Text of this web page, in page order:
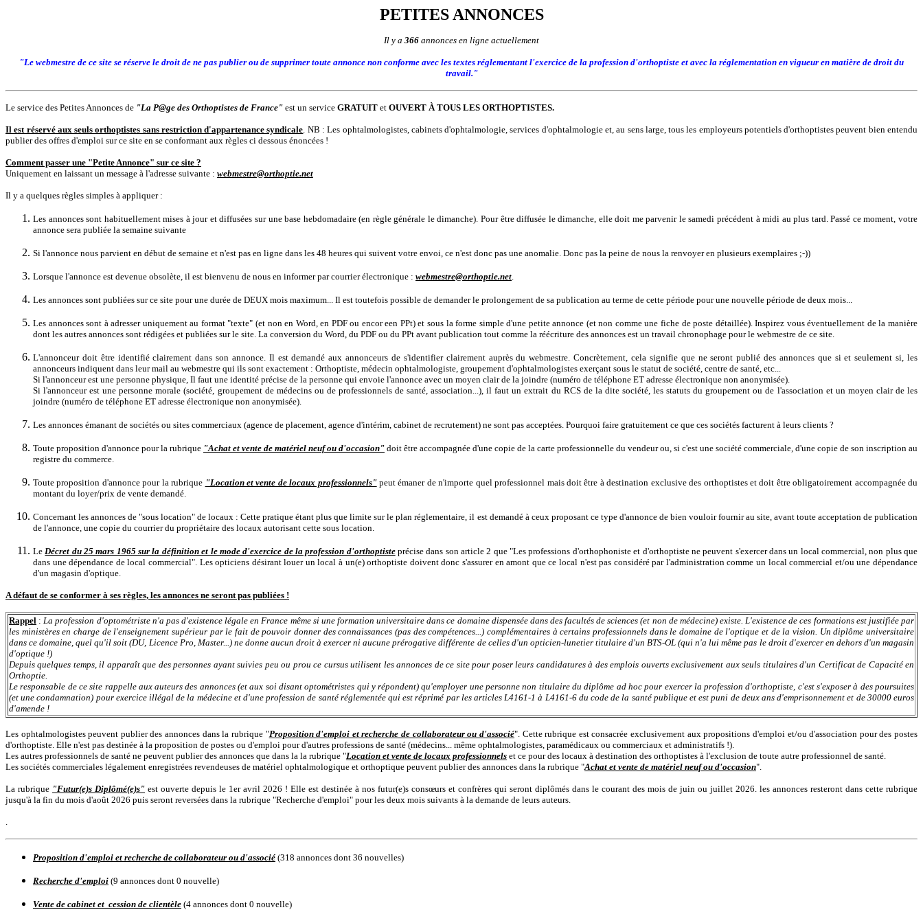
PETITES ANNONCES
Il y a 366 annonces en ligne actuellement
"Le webmestre de ce site se réserve le droit de ne pas publier ou de supprimer toute annonce non conforme avec les textes réglementant l'exercice de la profession d'orthoptiste et avec la réglementation en vigueur en matière de droit du
travail."
Le service des Petites Annonces de "La P@ge des Orthoptistes de France" est un service GRATUIT et OUVERT À TOUS LES ORTHOPTISTES.
Il est réservé aux seuls orthoptistes sans restriction d'appartenance syndicale. NB : Les ophtalmologistes, cabinets d'ophtalmologie, services d'ophtalmologie et, au sens large, tous les employeurs potentiels d'orthoptistes peuvent bien entendu
publier des offres d'emploi sur ce site en se conformant aux règles ci dessous énoncées !
Comment passer une "Petite Annonce" sur ce site ?
Uniquement en laissant un message à l'adresse suivante : webmestre@orthoptie.net
Il y a quelques règles simples à appliquer :
Les annonces sont habituellement mises à jour et diffusées sur une base hebdomadaire (en règle générale le dimanche). Pour être diffusée le dimanche, elle doit me parvenir le samedi précédent à midi au plus tard. Passé ce moment, votre
annonce sera publiée la semaine suivante
Si l'annonce nous parvient en début de semaine et n'est pas en ligne dans les 48 heures qui suivent votre envoi, ce n'est donc pas une anomalie. Donc pas la peine de nous la renvoyer en plusieurs exemplaires ;-))
Lorsque l'annonce est devenue obsolète, il est bienvenu de nous en informer par courrier électronique : webmestre@orthoptie.net.
Les annonces sont publiées sur ce site pour une durée de DEUX mois maximum... Il est toutefois possible de demander le prolongement de sa publication au terme de cette période pour une nouvelle période de deux mois...
Les annonces sont à adresser uniquement au format "texte" (et non en Word, en PDF ou encor een PPt) et sous la forme simple d'une petite annonce (et non comme une fiche de poste détaillée). Inspirez vous éventuellement de la manière
dont les autres annonces sont rédigées et publiées sur le site. La conversion du Word, du PDF ou du PPt avant publication tout comme la réécriture des annonces est un travail chronophage pour le webmestre de ce site.
L'annonceur doit être identifié clairement dans son annonce. Il est demandé aux annonceurs de s'identifier clairement auprès du webmestre. Concrètement, cela signifie que ne seront publié des annonces que si et seulement si, les
annonceurs indiquent dans leur mail au webmestre qui ils sont exactement : Orthoptiste, médecin ophtalmologiste, groupement d'ophtalmologistes exerçant sous le statut de société, centre de santé, etc...
Si l'annonceur est une personne physique, Il faut une identité précise de la personne qui envoie l'annonce avec un moyen clair de la joindre (numéro de téléphone ET adresse électronique non anonymisée).
Si l'annonceur est une personne morale (société, groupement de médecins ou de professionnels de santé, association...), il faut un extrait du RCS de la dite société, les statuts du groupement ou de l'association et un moyen clair de les
joindre (numéro de téléphone ET adresse électronique non anonymisée).
Les annonces émanant de sociétés ou sites commerciaux (agence de placement, agence d'intérim, cabinet de recrutement) ne sont pas acceptées. Pourquoi faire gratuitement ce que ces sociétés facturent à leurs clients ?
Toute proposition d'annonce pour la rubrique "Achat et vente de matériel neuf ou d'occasion" doit être accompagnée d'une copie de la carte professionnelle du vendeur ou, si c'est une société commerciale, d'une copie de son inscription au
registre du commerce.
Toute proposition d'annonce pour la rubrique "Location et vente de locaux professionnels"peut émaner de n'importe quel professionnel mais doit être à destination exclusive des orthoptistes et doit être obligatoirement accompagnée du
montant du loyer/prix de vente demandé.
Concernant les annonces de "sous location" de locaux : Cette pratique étant plus que limite sur le plan réglementaire, il est demandé à ceux proposant ce type d'annonce de bien vouloir fournir au site, avant toute acceptation de publication
de l'annonce, une copie du courrier du propriétaire des locaux autorisant cette sous location.
LeDécret du 25 mars 1965 sur la définition et le mode d'exercice de la profession d'orthoptisteprécise dans son article 2 que "Les professions d'orthophoniste et d'orthoptiste ne peuvent s'exercer dans un local commercial, non plus que
dans une dépendance de local commercial". Les opticiens désirant louer un local à un(e) orthoptiste doivent donc s'assurer en amont que ce local n'est pas considéré par l'administration comme un local commercial et/ou une dépendance
d'un magasin d'optique.
A défaut de se conformer à ses règles, les annonces ne seront pas publiées !
Rappel :La profession d'optométriste n'a pas d'existence légale en France même si une formation universitaire dans ce domaine dispensée dans des facultés de sciences (et non de médecine) existe. L'existence de ces formations est justifiée par
les ministères en charge de l'enseignement supérieur par le fait de pouvoir donner des connaissances (pas des compétences...) complémentaires à certains professionnels dans le domaine de l'optique et de la vision. Un diplôme universitaire
dans ce domaine, quel qu'il soit (DU, Licence Pro, Master...) ne donne aucun droit à exercer ni aucune prérogative différente de celles d'un opticien-lunetier titulaire d'un BTS-OL (qui n'a lui même pas le droit d'exercer en dehors d'un magasin
d'optique !)
Depuis quelques temps, il apparaît que des personnes ayant suivies peu ou prou ce cursus utilisent les annonces de ce site pour poser leurs candidatures à des emplois ouverts exclusivement aux seuls titulaires d'un Certificat de Capacité en
Orthoptie.
Le responsable de ce site rappelle aux auteurs des annonces (et aux soi disant optométristes qui y répondent) qu'employer une personne non titulaire du diplôme ad hoc pour exercer la profession d'orthoptiste, c'est s'exposer à des poursuites
(et une condamnation) pour exercice illégal de la médecine et d'une profession de santé réglementée qui est réprimé par les articles L4161-1 à L4161-6 du code de la santé publique et est puni de deux ans d'emprisonnement et de 30000 euros
d'amende !
Les ophtalmologistes peuvent publier des annonces dans la rubrique "Proposition d'emploi et recherche de collaborateur ou d'associé". Cette rubrique est consacrée exclusivement aux propositions d'emploi et/ou d'association pour des postes
d'orthoptiste. Elle n'est pas destinée à la proposition de postes ou d'emploi pour d'autres professions de santé (médecins... même ophtalmologistes, paramédicaux ou commerciaux et administratifs !).
Les autres professionnels de santé ne peuvent publier des annonces que dans la la rubrique "Location et vente de locaux professionnels et ce pour des locaux à destination des orthoptistes à l'exclusion de toute autre professionnel de santé.
Les sociétés commerciales légalement enregistrées revendeuses de matériel ophtalmologique et orthoptique peuvent publier des annonces dans la rubrique "Achat et vente de matériel neuf ou d'occasion".
La rubrique "Futur(e)s Diplômé(e)s" est ouverte depuis le 1er avril 2026 ! Elle est destinée à nos futur(e)s consœurs et confrères qui seront diplômés dans le courant des mois de juin ou juillet 2026. les annonces resteront dans cette rubrique
jusqu'à la fin du mois d'août 2026 puis seront reversées dans la rubrique "Recherche d'emploi" pour les deux mois suivants à la demande de leurs auteurs.
.
Proposition d'emploi et recherche de collaborateur ou d'associé (318 annonces dont 36 nouvelles)
Recherche d'emploi (9 annonces dont 0 nouvelle)
Vente de cabinet et cession de clientèle (4 annonces dont 0 nouvelle)